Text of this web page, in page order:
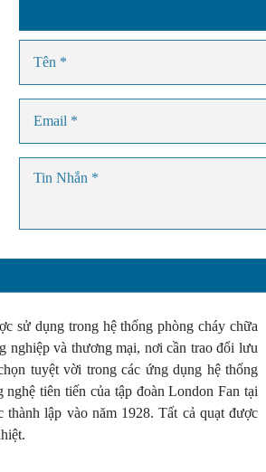
sử dụng trong hệ thống phòng cháy chữa
nghiệp và thương mại, nơi cần trao đổi lưu
tuyệt vời trong các ứng dụng hệ thống
tiên tiến của tập đoàn London Fan tại
lập vào năm 1928. Tất cả quạt được